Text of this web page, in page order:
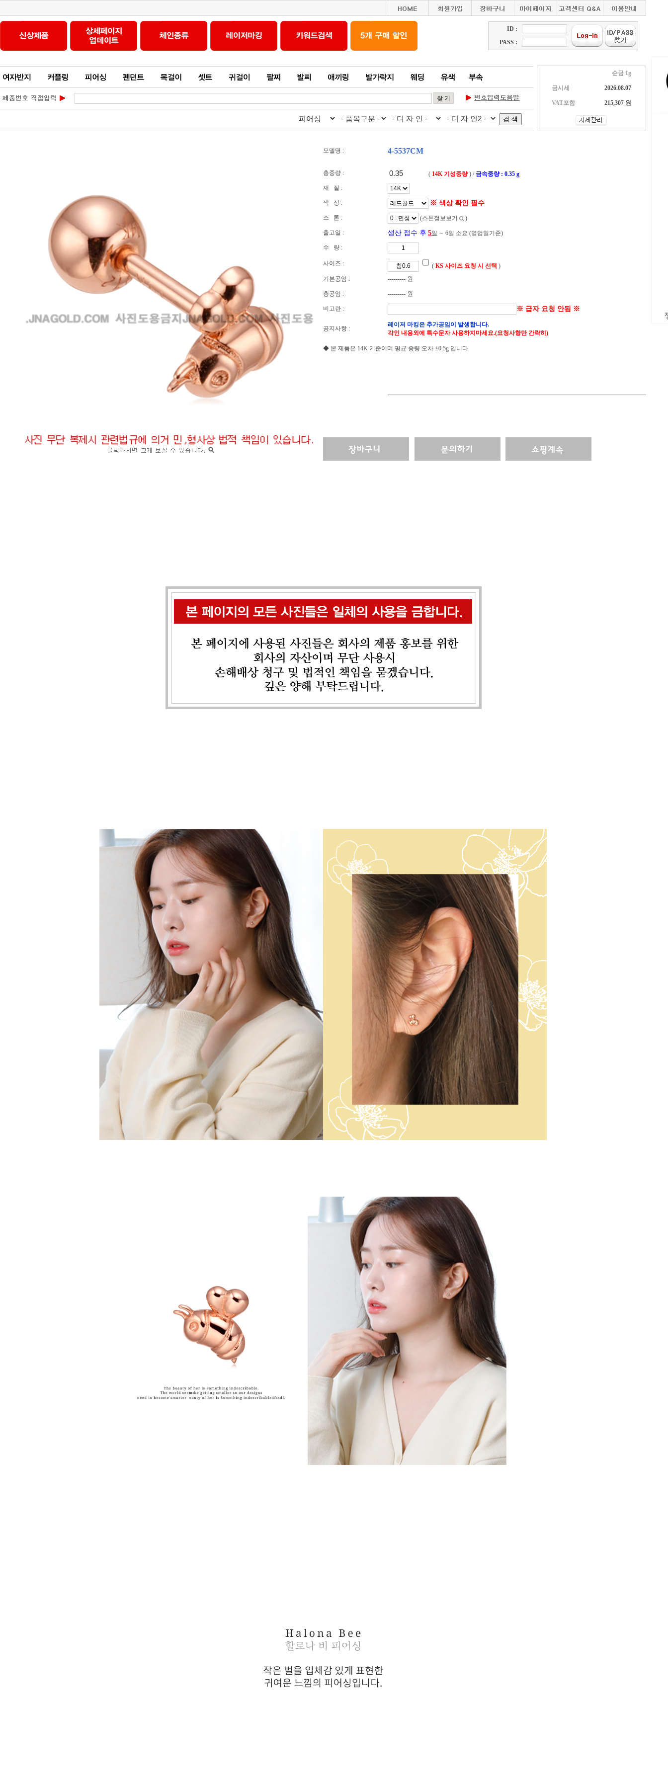
ID :
PASS :
순금 1g
금시세 2026.08.07
VAT포함 215,307 원
모델명 : 4-5537CM
총중량 : ( 14K 기성중량) /금속중량 : 0.35 g
재 질 :
색 상 : ※ 색상 확인 필수
스 톤 : (스톤정보보기 )
출고일 : 생산 접수 후 5일 ∼ 6일 소요 (영업일기준)
수 량 :
사이즈 : ( KS 사이즈 요청 시 선택 )
기본공임 :
--------- 원
총공임 : --------- 원
비고란 : ※ 급자 요청 안됨 ※
공지사항 :
레이저 마킹은 추가공임이 발생합니다.
각인 내용외에 특수문자 사용하지마세요.(요청사항만 간략히)
◆ 본 제품은 14K 기준이며 평균 중량 오차 ±0.5g 입니다.